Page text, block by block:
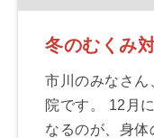
冬のむくみ
市川のみなさん
院です。 12月
なるのが、身体